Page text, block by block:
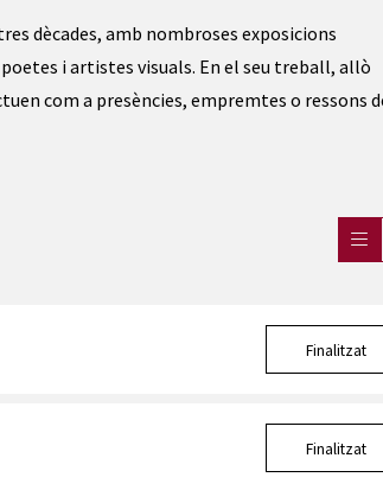
dècades, amb nombroses exposicions
i artistes visuals. En el seu treball, allò
com a presències, empremtes o ressons
Finalitzat
Finalitzat